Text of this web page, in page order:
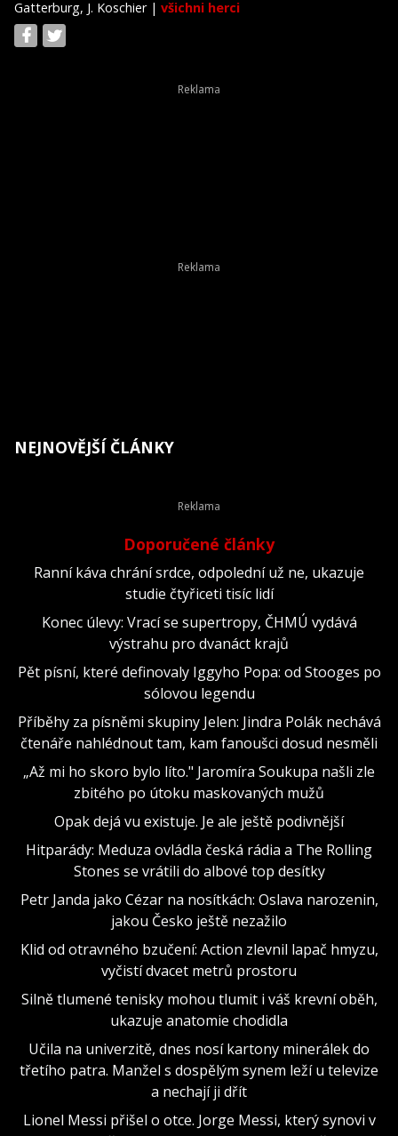
Gatterburg, J. Koschier | všichni herci
NEJNOVĚJŠÍ ČLÁNKY
Doporučené články
Ranní káva chrání srdce, odpolední už ne, ukazuje
studie čtyřiceti tisíc lidí
Konec úlevy: Vrací se supertropy, ČHMÚ vydává
výstrahu pro dvanáct krajů
Pět písní, které definovaly Iggyho Popa: od Stooges po
sólovou legendu
Příběhy za písněmi skupiny Jelen: Jindra Polák nechává
čtenáře nahlédnout tam, kam fanoušci dosud nesměli
„Až mi ho skoro bylo líto." Jaromíra Soukupa našli zle
zbitého po útoku maskovaných mužů
Opak dejá vu existuje. Je ale ještě podivnější
Hitparády: Meduza ovládla česká rádia a The Rolling
Stones se vrátili do albové top desítky
Petr Janda jako Cézar na nosítkách: Oslava narozenin,
jakou Česko ještě nezažilo
Klid od otravného bzučení: Action zlevnil lapač hmyzu,
vyčistí dvacet metrů prostoru
Silně tlumené tenisky mohou tlumit i váš krevní oběh,
ukazuje anatomie chodidla
Učila na univerzitě, dnes nosí kartony minerálek do
třetího patra. Manžel s dospělým synem leží u televize
a nechají ji dřít
Lionel Messi přišel o otce. Jorge Messi, který synovi v